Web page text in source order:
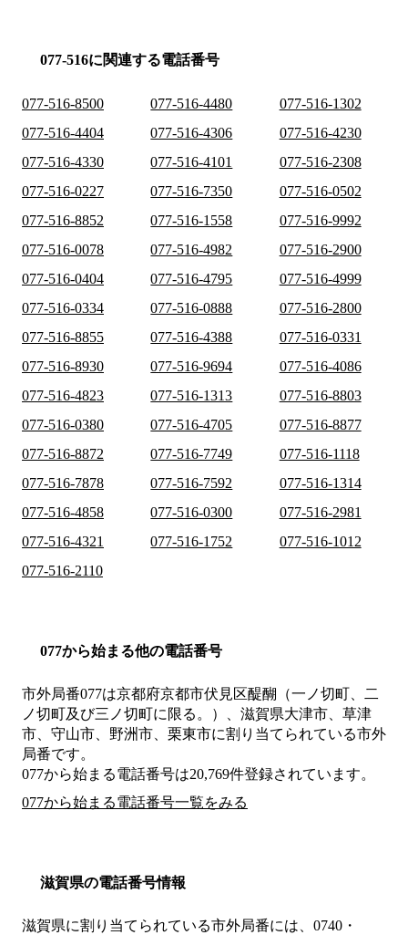
077-516に関連する電話番号
077-516-8500 077-516-4480
077-516-1302
077-516-4404
077-516-4306
077-516-4230
077-516-4330
077-516-4101
077-516-2308
077-516-0227
077-516-7350
077-516-0502
077-516-8852
077-516-1558
077-516-9992
077-516-0078
077-516-4982
077-516-2900
077-516-0404
077-516-4795
077-516-4999
077-516-0334
077-516-0888
077-516-2800
077-516-8855
077-516-4388
077-516-0331
077-516-8930
077-516-9694
077-516-4086
077-516-4823
077-516-1313
077-516-8803
077-516-0380
077-516-4705
077-516-8877
077-516-8872
077-516-7749
077-516-1118
077-516-7878
077-516-7592
077-516-1314
077-516-4858
077-516-0300
077-516-2981
077-516-4321
077-516-1752
077-516-1012
077-516-2110
077から始まる他の電話番号
市外局番077は京都府京都市伏見区醍醐（一ノ切町、二
ノ切町及び三ノ切町に限る。）、滋賀県大津市、草津
市、守山市、野洲市、栗東市に割り当てられている市外
局番です。
077から始まる電話番号は20,769件登録されています。
077から始まる電話番号一覧をみる
滋賀県の電話番号情報
滋賀県に割り当てられている市外局番には、0740・